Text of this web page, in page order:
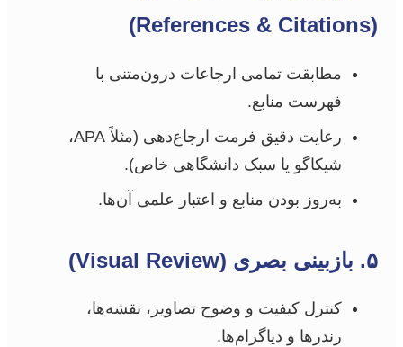
(References & Citations)
مطابقت تمامی ارجاعات درون‌متنی با
فهرست منابع.
رعایت دقیق فرمت ارجاع‌دهی (مثلاً APA،
شیکاگو یا سبک دانشگاهی خاص).
به‌روز بودن منابع و اعتبار علمی آن‌ها.
۵. بازبینی بصری (Visual Review)
کنترل کیفیت و وضوح تصاویر، نقشه‌ها،
رندرها و دیاگرام‌ها.